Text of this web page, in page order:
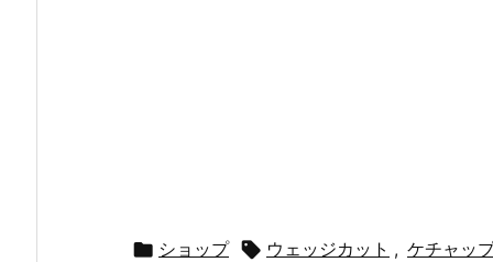
 ショップ  ウェッジカット , ケチャッ